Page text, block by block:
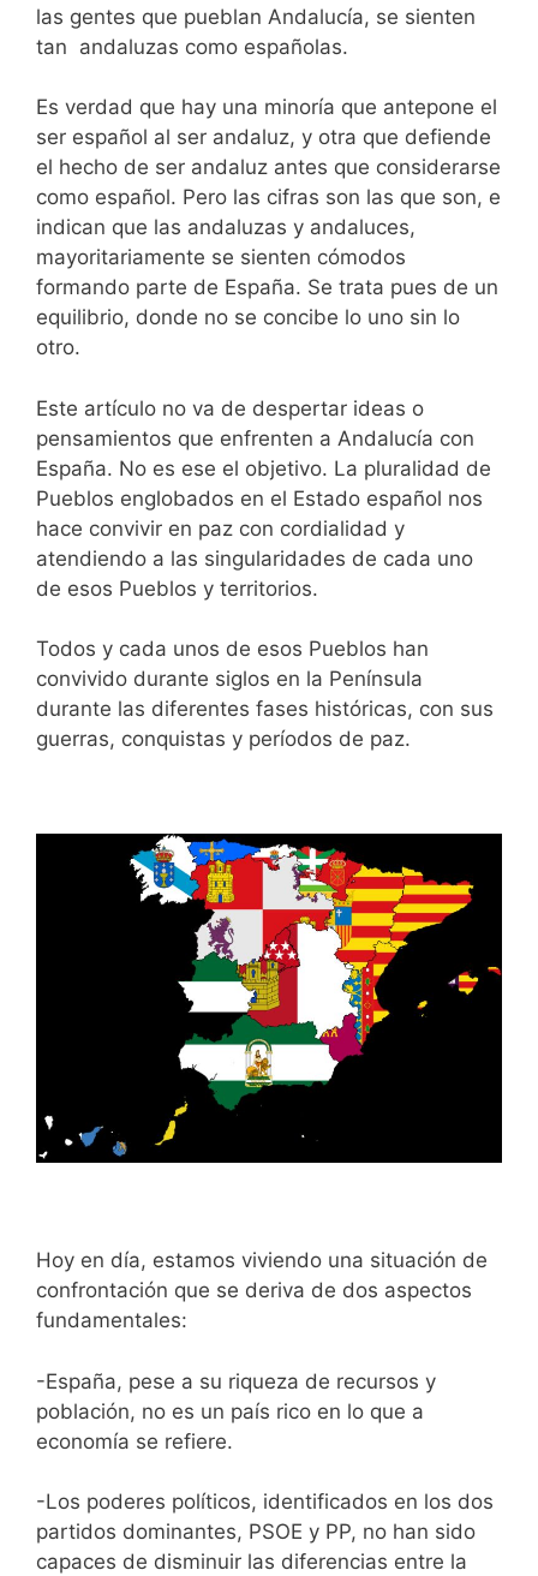
las gentes que pueblan Andalucía, se sienten
tan andaluzas como españolas.
Es verdad que hay una minoría que antepone el
ser español al ser andaluz, y otra que defiende
el hecho de ser andaluz antes que considerarse
como español. Pero las cifras son las que son, e
indican que las andaluzas y andaluces,
mayoritariamente se sienten cómodos
formando parte de España. Se trata pues de un
equilibrio, donde no se concibe lo uno sin lo
otro.
Este artículo no va de despertar ideas o
pensamientos que enfrenten a Andalucía con
España. No es ese el objetivo. La pluralidad de
Pueblos englobados en el Estado español nos
hace convivir en paz con cordialidad y
atendiendo a las singularidades de cada uno
de esos Pueblos y territorios.
Todos y cada unos de esos Pueblos han
convivido durante siglos en la Península
durante las diferentes fases históricas, con sus
guerras, conquistas y períodos de paz.
Hoy en día, estamos viviendo una situación de
confrontación que se deriva de dos aspectos
fundamentales:
-España, pese a su riqueza de recursos y
población, no es un país rico en lo que a
economía se refiere.
-Los poderes políticos, identificados en los dos
partidos dominantes, PSOE y PP, no han sido
capaces de disminuir las diferencias entre la